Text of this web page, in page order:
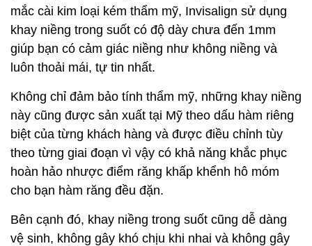
mắc cài kim loại kém thẩm mỹ, Invisalign sử dụng
khay niềng trong suốt có độ dày chưa đến 1mm
giúp bạn có cảm giác niềng như không niềng và
luôn thoải mái, tự tin nhất.
Không chỉ đảm bảo tính thẩm mỹ, những khay niềng
này cũng được sản xuất tại Mỹ theo dấu hàm riêng
biệt của từng khách hàng và được điều chỉnh tùy
theo từng giai đoạn vì vậy có khả năng khắc phục
hoàn hảo nhược điểm răng khấp khểnh hô móm
cho bạn hàm răng đều đặn.
Bên cạnh đó, khay niềng trong suốt cũng dễ dàng
vệ sinh, không gây khó chịu khi nhai và không gây